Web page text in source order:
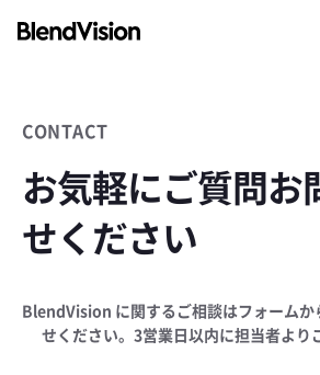
CONTACT
お気軽にご質問お
せください
BlendVision に関するご相談はフォームか
せください。3営業日以内に担当者より